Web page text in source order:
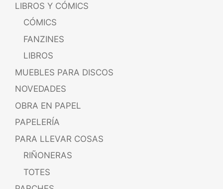
LIBROS Y CÓMICS
CÓMICS
FANZINES
LIBROS
MUEBLES PARA DISCOS
NOVEDADES
OBRA EN PAPEL
PAPELERÍA
PARA LLEVAR COSAS
RIÑONERAS
TOTES